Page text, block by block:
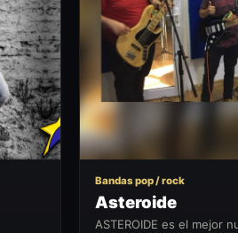
Bandas pop / rock
Asteroide
ASTEROIDE es el mejor